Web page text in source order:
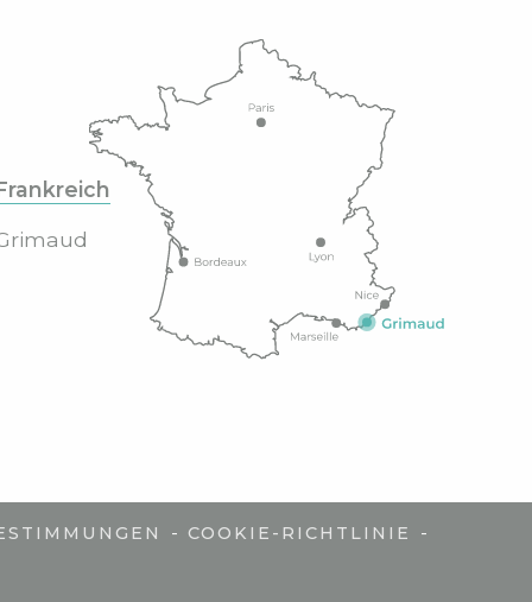
- COOKIE-RICHTLINIE -